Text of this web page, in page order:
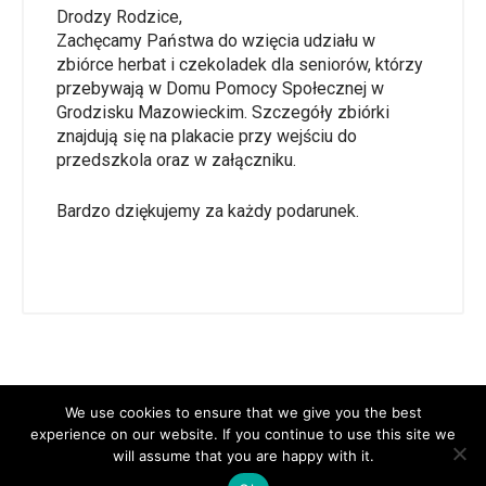
Drodzy Rodzice,
Zachęcamy Państwa do wzięcia udziału w
zbiórce herbat i czekoladek dla seniorów, którzy
przebywają w Domu Pomocy Społecznej w
Grodzisku Mazowieckim. Szczegóły zbiórki
znajdują się na plakacie przy wejściu do
przedszkola oraz w załączniku.
Bardzo dziękujemy za każdy podarunek.
Copyright 2021 Przedszkole nr 4 im. Króla Maciusia I, All rights
We use cookies to ensure that we give you the best
experience on our website. If you continue to use this site we
will assume that you are happy with it.